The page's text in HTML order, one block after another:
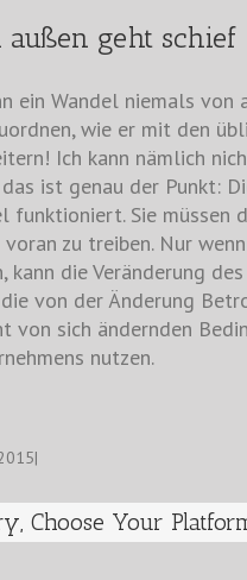
geht schief
ein Wandel niemals
wie er mit den
Ich kann nämlich
ist genau der Punkt:
funktioniert. Sie müssen
voran zu treiben. Nur
kann die Veränderung
von der Änderung
von sich ändernden
nutzen.
|
Choose Your